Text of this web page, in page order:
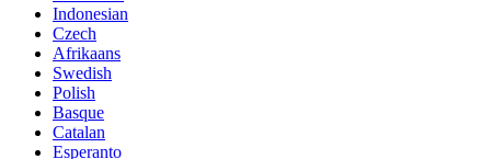
Indonesian
Czech
Afrikaans
Swedish
Polish
Basque
Catalan
Esperanto